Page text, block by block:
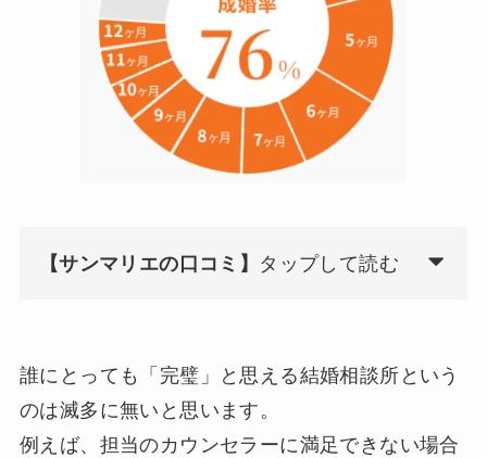
【サンマリエの口コミ】 タップして読む
誰にとっても「完璧」と思える結婚相談所という
のは滅多に無いと思います。
例えば、担当のカウンセラーに満足できない場合